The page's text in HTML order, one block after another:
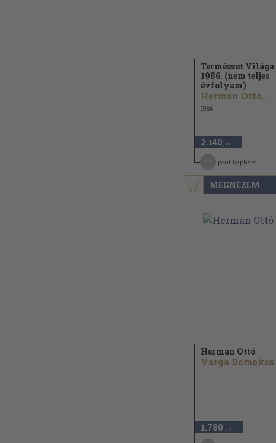
MEGNÉZEM
Természet Világa
1986. (nem teljes
évfolyam)
Herman Ottó...
1986
2.140 ,-Ft
pont kapható
Herman Ottó
Varga Domokos
1.780 ,-Ft